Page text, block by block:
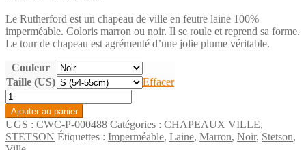
Le Rutherford est un chapeau de ville en feutre laine 100%
imperméable. Coloris marron ou noir. Il se roule et reprend sa forme.
Le tour de chapeau est agrémenté d’une jolie plume véritable.
Couleur
Taille (US)
Effacer
quantité
de
Rutherford
Ajouter au panier
UGS : CWC-P-000488 Catégories : CHAPEAUX VILLE,
STETSON Étiquettes : Imperméable, Laine, Marron, Noir, Stetson,